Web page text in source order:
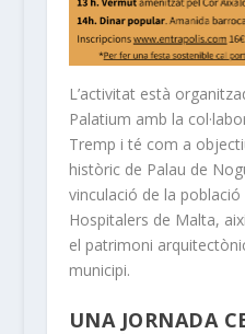
L’activitat està
Palatium amb la
Tremp i té com a
històric de Palau de
vinculació de la població
Hospitalers de Malta,
el patrimoni
municipi.
UNA JORNADA